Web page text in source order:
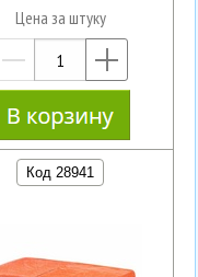
Цена за штуку
—
Код 28941